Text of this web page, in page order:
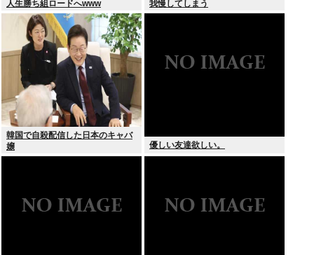
人生勝ち組ロードへwww
我慢してしまう
韓国で自殺配信した日本のキャバ
嬢
優しい友達欲しい。